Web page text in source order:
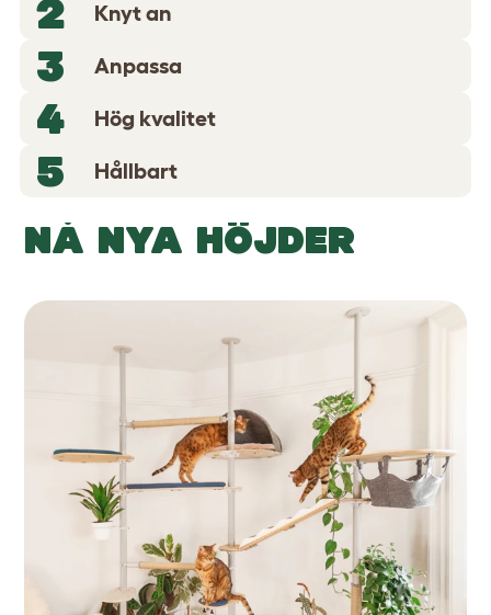
2 Knyt an
3 Anpassa
4 Hög kvalitet
5 Hållbart
NÅ NYA HÖJDER